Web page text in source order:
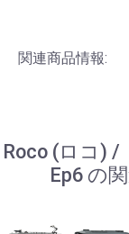
関連商品情報:
Roco (ロコ)
Ep6 の